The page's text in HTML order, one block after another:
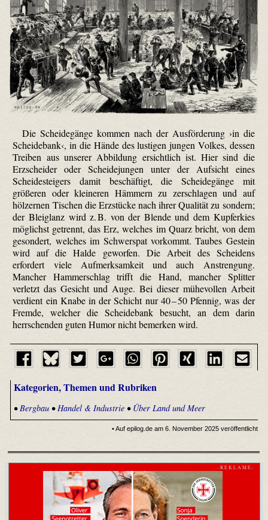
Die Scheidegänge kommen nach der Ausförderung ›in die
Scheidebank‹, in die Hände des lustigen jungen Volkes, dessen
Treiben aus unserer Abbildung ersichtlich ist. Hier sind die
Erzscheider oder Scheidejungen unter der Aufsicht eines
Scheidesteigers damit beschäftigt, die Scheidegänge mit
größeren oder kleineren Hämmern zu zerschlagen und auf
hölzernen Tischen die Erzstücke nach ihrer Qualität zu sondern;
der Bleiglanz wird z. B. von der Blende und dem Kupferkies
möglichst getrennt, das Erz, welches im Quarz bricht, von dem
gesondert, welches im Schwerspat vorkommt. Taubes Gestein
wird auf die Halde geworfen. Die Arbeit des Scheidens
erfordert viele Aufmerksamkeit und auch Anstrengung.
Mancher Hammerschlag trifft die Hand, mancher Splitter
verletzt das Gesicht und Auge. Bei dieser mühevollen Arbeit
verdient ein Knabe in der Schicht nur 40 – 50 Pfennig, was der
Fremde, welcher die Scheidebank besucht, an dem darin
herrschenden guten Humor nicht bemerken wird.
Kategorien, Themen und Rubriken
•Bergbau•Handel & Industrie• Über Land und Meer
• Auf epilog.de am 6. November 2025 veröffentlicht
- R E K L A M E -